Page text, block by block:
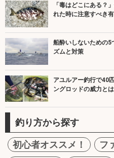
「毒はどこにある？
れた時に注意すべき
船酔いしないための
ズムと対策
アユルアー釣行で40
ングロッドの威力と
釣り方から探す
初心者オススメ！
フ